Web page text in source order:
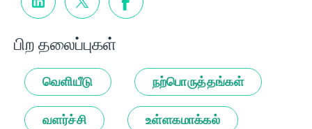
பிற தலைப்புகள்
வெளியீடு நற்பொருத்தங்கள்
வளர்ச்சி உள்ளகமாக்கல்